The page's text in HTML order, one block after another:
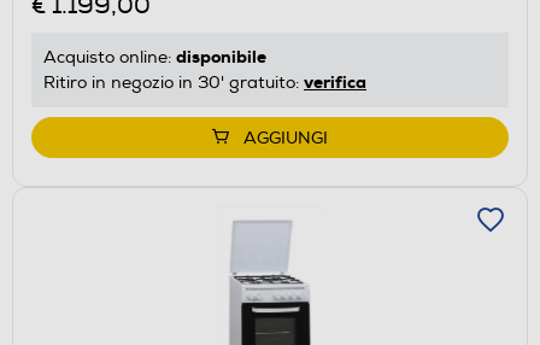
Acquisto online: disponibile
Ritiro in negozio in 30' gratuito: verifica
AGGIUNGI